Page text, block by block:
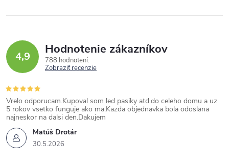
y
v
p
i
s
u
4,9 Hodnotenie zákazníkov
788 hodnotení
Zobraziť recenzie
Matúš Drotár
30.5.2026
Vrelo odporucam.Kupoval som led pasiky atd.do celeho domu a uz
5 rokov vsetko funguje ako ma.Kazda objednavka bola odoslana
najneskor na dalsi den.Dakujem